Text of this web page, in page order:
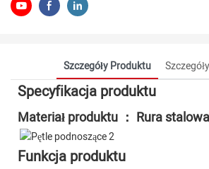
Szczegóły Produktu
Specyfikacja produktu
Materiał produktu ： Rura stalowa
Funkcja produktu